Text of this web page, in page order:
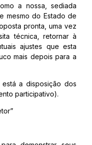
a nossa, sediada
mesmo do Estado de
pronta, uma vez
técnica, retornar à
ajustes que esta
mais depois para a
a disposição dos
participativo).